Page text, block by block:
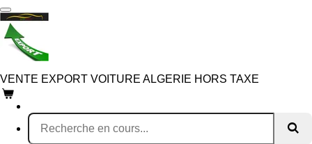
Passer
au
contenu
principal
VENTE EXPORT VOITURE ALGERIE HORS TAXE